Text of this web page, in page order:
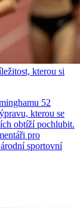
kterou si
52
kterou se
obtíží pochlubit.
pro
sportovní